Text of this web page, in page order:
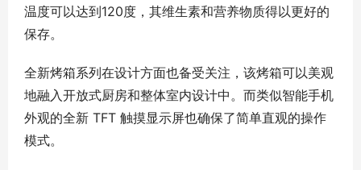
温度可以达到120度，其维生素和营养物质得以更好的
保存。
全新烤箱系列在设计方面也备受关注，该烤箱可以美观
地融入开放式厨房和整体室内设计中。而类似智能手机
外观的全新 TFT 触摸显示屏也确保了简单直观的操作
模式。